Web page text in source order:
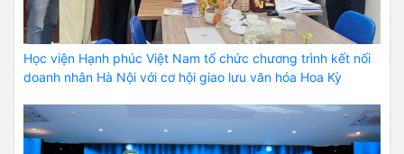
Học viện Hạnh phúc Việt Nam tổ chức chương trình kết nối
doanh nhân Hà Nội với cơ hội giao lưu văn hóa Hoa Kỳ